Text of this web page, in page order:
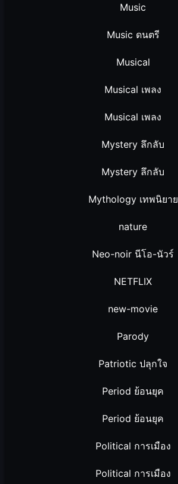
Music
Music ดนตรี
Musical
Musical เพลง
Musical เพลง
Mystery ลึกลับ
Mystery ลึกลับ
Mythology เทพนิยาย
nature
Neo-noir นีโอ-นัวร์
NETFLIX
new-movie
Parody
Patriotic ปลุกใจ
Period ย้อนยุค
Period ย้อนยุค
Political การเมือง
Political การเมือง